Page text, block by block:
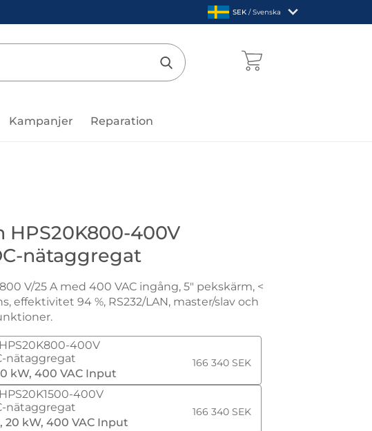
Sverige
,SEK / Svenska
Genomför sökning
Kampanjer Reparation
för BK Precision
HPS20K800-400V
nätaggregat
V/25 A med 400 VAC ingång, 5" pekskärm, <
effektivitet 94 %, RS232/LAN, master/slav och
BK Precision HPS20K800-400V Högeffekt DC-nätaggregat
400V
nätaggregat
kW, 400 VAC Input
166 340 SEK
400V
nätaggregat
20 kW, 400 VAC Input
166 340 SEK